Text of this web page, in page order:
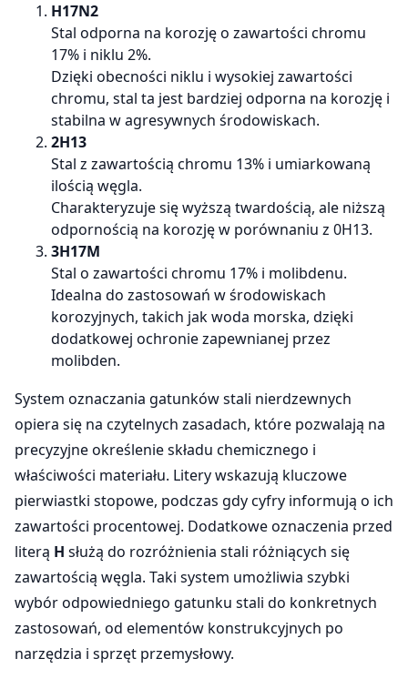
H17N2
Stal odporna na korozję o zawartości chromu
17% i niklu 2%.
Dzięki obecności niklu i wysokiej zawartości
chromu, stal ta jest bardziej odporna na korozję i
stabilna w agresywnych środowiskach.
2H13
Stal z zawartością chromu 13% i umiarkowaną
ilością węgla.
Charakteryzuje się wyższą twardością, ale niższą
odpornością na korozję w porównaniu z 0H13.
3H17M
Stal o zawartości chromu 17% i molibdenu.
Idealna do zastosowań w środowiskach
korozyjnych, takich jak woda morska, dzięki
dodatkowej ochronie zapewnianej przez
molibden.
System oznaczania gatunków stali nierdzewnych
opiera się na czytelnych zasadach, które pozwalają na
precyzyjne określenie składu chemicznego i
właściwości materiału. Litery wskazują kluczowe
pierwiastki stopowe, podczas gdy cyfry informują o ich
zawartości procentowej. Dodatkowe oznaczenia przed
literą H służą do rozróżnienia stali różniących się
zawartością węgla. Taki system umożliwia szybki
wybór odpowiedniego gatunku stali do konkretnych
zastosowań, od elementów konstrukcyjnych po
narzędzia i sprzęt przemysłowy.